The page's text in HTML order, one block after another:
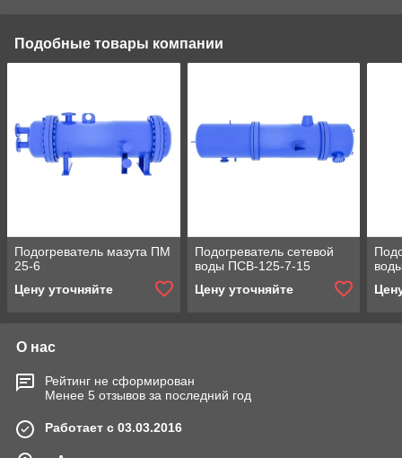
Подобные товары компании
Подогреватель мазута ПМ
25-6
Цену уточняйте
Подогреватель сетевой
воды ПСВ-125-7-15
Цену уточняйте
О нас
Рейтинг не сформирован
Менее 5 отзывов за последний год
Работает с 03.03.2016